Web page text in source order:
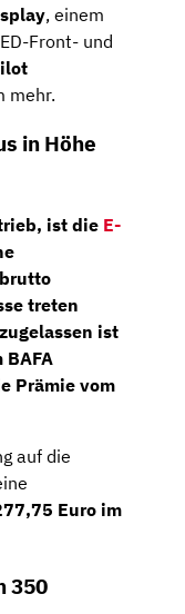
, einem
Front- und
mehr.
in Höhe
ist die E-
treten
ist
Prämie vom
auf die
Euro im
350